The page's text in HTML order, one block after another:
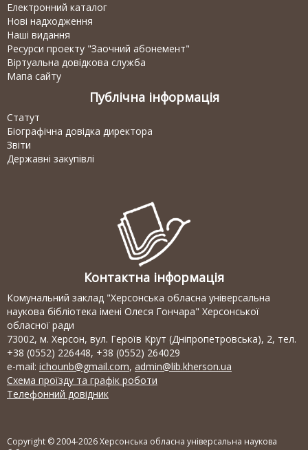
Електронний каталог
Нові надходження
Наші видання
Ресурси проекту "Заочний абонемент"
Віртуальна довідкова служба
Мапа сайту
Публічна інформація
Статут
Біографічна довідка директора
Звіти
Державні закупівлі
Контактна інформація
Комунальний заклад "Херсонська обласна універсальна
наукова бібліотека імені Олеся Гончара" Херсонської
обласної ради
73002, м. Херсон, вул. Героїв Крут (Дніпропетровська), 2, тел.
+38 (0552) 226448, +38 (0552) 264029
e-mail: ichounb@gmail.com, admin@lib.kherson.ua
Схема проїзду та графік роботи
Телефонний довідник
Copyright © 2004-2026 Херсонська обласна універсальна наукова